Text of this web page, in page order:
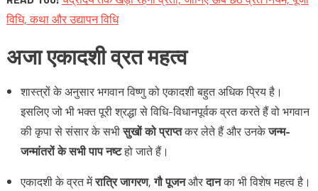
विधि, कथा और उद्यापन विधि
अजाएकादशीव्रतमहत्व
शास्त्रों के अनुसार भगवान विष्णु को एकादशी बहुत अधिक प्रिय है।
इसलिए जो भी भक्त पूरी श्रद्धा से विधि-विधानपूर्वक व्रत करते हैं वो भगवान
की कृपा से संसार के सभीसुखों को प्राप्तकर लेते हैं और उनकेजन्म-
जन्मांतरों के सभी पाप नष्टहो जाते हैं।
एकादशी के व्रत मेंरात्रि जागरण,गौ पूजनऔरदानका भी विशेष महत्व है।